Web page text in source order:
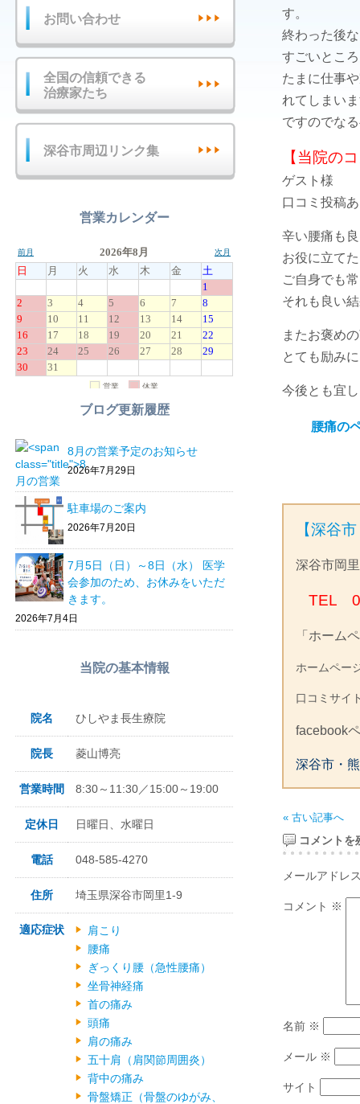
す。
終わった後
すごいとこ
たまに仕事
れてしまい
ですのでな
【当院の
ゲスト様
口コミ投稿
辛い腰痛も
お役に立て
ご自身でも
それも良い
またお褒め
とても励み
今後とも宜
腰痛の
【深谷
深谷市岡
TEL
「ホーム
ホームペ
口コミサイ
facebook
深谷市・
« 古い記事へ
コメントを
メールアドレ
コメント ※
名前 ※
メール ※
サイト
お問い合わせ
全国の信頼できる
治療家たち
深谷市周辺リンク集
営業カレンダー
ブログ更新履歴
8月の営業予定のお知らせ
2026年7月29日
駐車場のご案内
2026年7月20日
7月5日（日）～8日（水） 医学
会参加のため、お休みをいただ
きます。
2026年7月4日
当院の基本情報
院名 ひしやま長生療院
院長 菱山博亮
営業時間 8:30～11:30／15:00～19:00
定休日 日曜日、水曜日
電話 048-585-4270
住所 埼玉県深谷市岡里1-9
適応症状
肩こり
腰痛
ぎっくり腰（急性腰痛）
坐骨神経痛
首の痛み
頭痛
肩の痛み
五十肩（肩関節周囲炎）
背中の痛み
骨盤矯正（骨盤のゆがみ、